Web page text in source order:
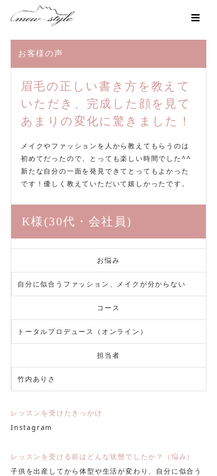
お客様の声
眉毛の正しい書き方を教えて
いただき、完成した顔を見て
あまりの変化に驚きました！
メイクやファッションを人から教えてもらうのは
初めてだったので、とっても楽しい時間でした^^
新たな自分の一面を発見できてとってもよかった
です！優しく教えていただいて嬉しかったです。
K様(30代・会社員)
お悩み
自分に似合うファッション、メイクが分からない
コース
トータルプロデュース（オンライン）
担当者
竹内ありさ
レッスンを受けたきっかけ
Instagram
レッスンを受ける前はどんな状態でしたか？（悩み）
子供を出産してから体型や生活が変わり、自分に似合う